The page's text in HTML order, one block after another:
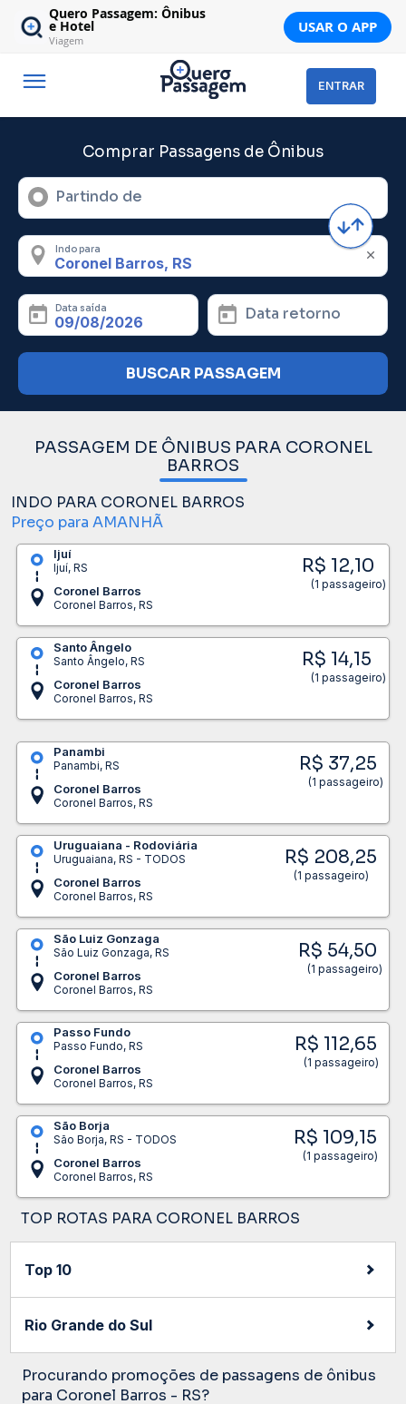
Quero Passagem: Ônibus
e Hotel
Viagem
USAR O APP
ENTRAR
Comprar Passagens de Ônibus
Partindo de
Indo para
Data saída Data retorno
BUSCAR PASSAGEM
PASSAGEM DE ÔNIBUS PARA CORONEL
BARROS
INDO PARA CORONEL BARROS
Preço para AMANHÃ
Ijuí
Ijuí, RS
Coronel Barros
Coronel Barros, RS
R$ 12,10
(1 passageiro)
Santo Ângelo
Santo Ângelo, RS
Coronel Barros
Coronel Barros, RS
R$ 14,15
(1 passageiro)
Panambi
Panambi, RS
Coronel Barros
Coronel Barros, RS
R$ 37,25
(1 passageiro)
Uruguaiana - Rodoviária
Uruguaiana, RS - TODOS
Coronel Barros
Coronel Barros, RS
R$ 208,25
(1 passageiro)
São Luiz Gonzaga
São Luiz Gonzaga, RS
Coronel Barros
Coronel Barros, RS
R$ 54,50
(1 passageiro)
Passo Fundo
Passo Fundo, RS
Coronel Barros
Coronel Barros, RS
R$ 112,65
(1 passageiro)
São Borja
São Borja, RS - TODOS
Coronel Barros
Coronel Barros, RS
R$ 109,15
(1 passageiro)
TOP ROTAS PARA CORONEL BARROS
Top 10
Rio Grande do Sul
Procurando promoções de passagens de ônibus
para Coronel Barros - RS?